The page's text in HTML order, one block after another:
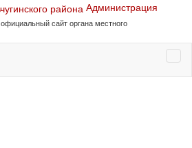
Администрация
официальный сайт органа местного